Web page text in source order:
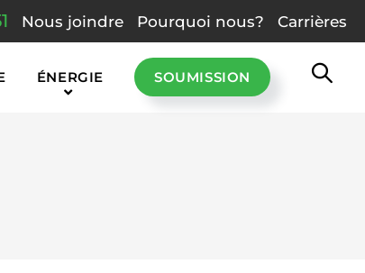
Nous joindre Pourquoi nous? Carrières
ÉNERGIE SOUMISSION